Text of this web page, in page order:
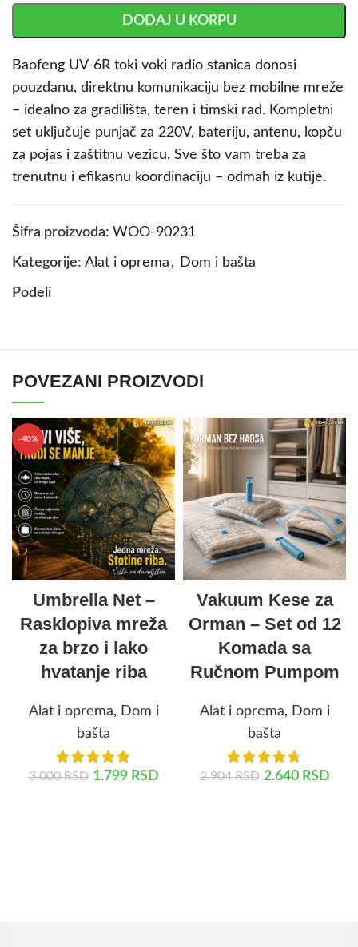
DODAJ U KORPU
Baofeng UV-6R toki voki radio stanica donosi
pouzdanu, direktnu komunikaciju bez mobilne mreže
– idealno za gradilišta, teren i timski rad. Kompletni
set uključuje punjač za 220V, bateriju, antenu, kopču
za pojas i zaštitnu vezicu. Sve što vam treba za
trenutnu i efikasnu koordinaciju – odmah iz kutije.
Šifra proizvoda: WOO-90231
Kategorije: Alat i oprema , Dom i bašta
Podeli
POVEZANI PROIZVODI
-40%
Umbrella Net –
Rasklopiva mreža
za brzo i lako
hvatanje riba
Alat i oprema, Dom i
bašta
3.000RSD 1.799 RSD
Vakuum Kese za
Orman – Set od 12
Komada sa
Ručnom Pumpom
Alat i oprema, Dom i
bašta
2.904RSD 2.640 RSD